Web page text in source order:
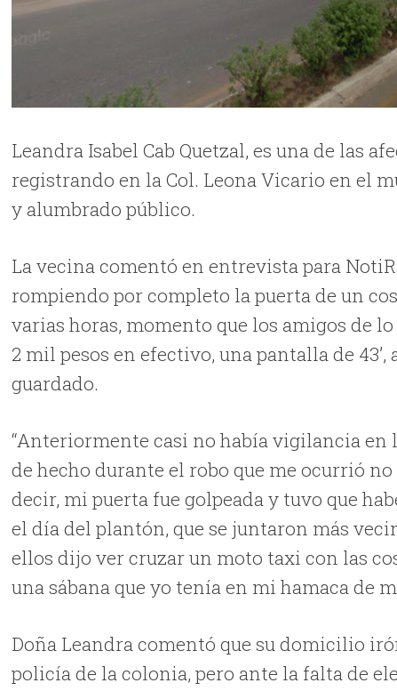
Leandra Isabel Cab Quetzal, es una de las
registrando en la Col. Leona Vicario en el
y alumbrado público.
La vecina comentó en entrevista para
rompiendo por completo la puerta de un
varias horas, momento que los amigos de
2 mil pesos en efectivo, una pantalla de
guardado.
“Anteriormente casi no había vigilancia en
de hecho durante el robo que me ocurrió
decir, mi puerta fue golpeada y tuvo que
el día del plantón, que se juntaron más
ellos dijo ver cruzar un moto taxi con las
una sábana que yo tenía en mi hamaca de
Doña Leandra comentó que su domicilio
policía de la colonia, pero ante la falta de